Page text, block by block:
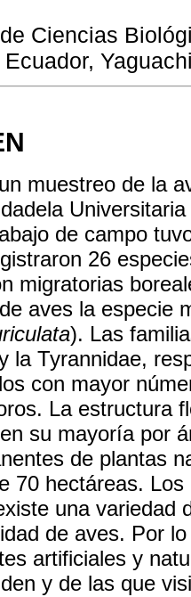
Ciencias
muestreo de la
de campo
26
migratorias
aves la especie
). Las
la Tyrannidae,
con mayor
La estructura
su mayoría por
de plantas
70 hectáreas.
una variedad
de aves. Por
artificiales y
y de las que